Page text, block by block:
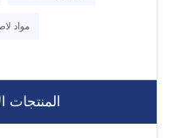
مواد
المنتجات